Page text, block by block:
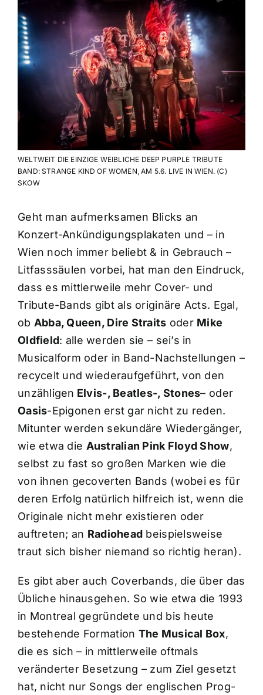
WELTWEIT DIE EINZIGE WEIBLICHE DEEP PURPLE TRIBUTE
BAND: STRANGE KIND OF WOMEN, AM 5.6. LIVE IN WIEN. (C)
SKOW
Geht man aufmerksamen Blicks an
Konzert-Ankündigungsplakaten und – in
Wien noch immer beliebt & in Gebrauch –
Litfasssäulen vorbei, hat man den Eindruck,
dass es mittlerweile mehr Cover- und
Tribute-Bands gibt als originäre Acts. Egal,
ob Abba, Queen, Dire Straits oder Mike
Oldfield: alle werden sie – sei’s in
Musicalform oder in Band-Nachstellungen –
recycelt und wiederaufgeführt, von den
unzähligen Elvis-, Beatles-, Stones– oder
Oasis-Epigonen erst gar nicht zu reden.
Mitunter werden sekundäre Wiedergänger,
wie etwa die Australian Pink Floyd Show,
selbst zu fast so großen Marken wie die
von ihnen gecoverten Bands (wobei es für
deren Erfolg natürlich hilfreich ist, wenn die
Originale nicht mehr existieren oder
auftreten; an Radiohead beispielsweise
traut sich bisher niemand so richtig heran).
Es gibt aber auch Coverbands, die über das
Übliche hinausgehen. So wie etwa die 1993
in Montreal gegründete und bis heute
bestehende Formation The Musical Box,
die es sich – in mittlerweile oftmals
veränderter Besetzung – zum Ziel gesetzt
hat, nicht nur Songs der englischen Prog-